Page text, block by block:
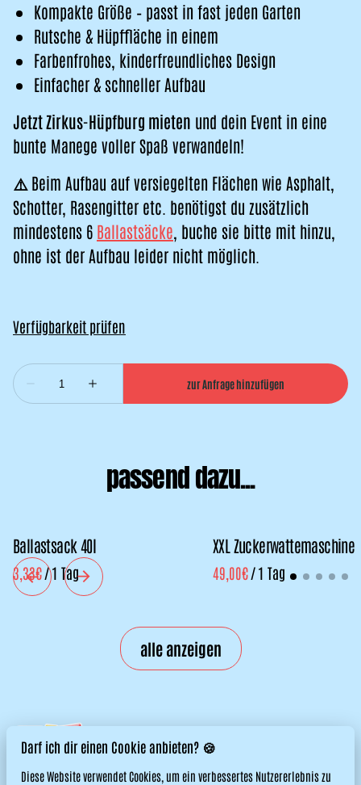
Kompakte Größe – passt in fast jeden Garten
Rutsche & Hüpffläche in einem
Farbenfrohes, kinderfreundliches Design
Einfacher & schneller Aufbau
Jetzt Zirkus-Hüpfburg mieten und dein Event in eine
bunte Manege voller Spaß verwandeln!
⚠️ Beim Aufbau auf versiegelten Flächen wie Asphalt,
Schotter, Rasengitter etc. benötigst du zusätzlich
mindestens 6 Ballastsäcke , buche sie bitte mit hinzu,
ohne ist der Aufbau leider nicht möglich.
passend dazu...
Ballastsack 40l
/
XXL Zuckerwattemaschine
/
alle anzeigen
Darf ich dir einen Cookie anbieten? 🍪
Diese Website verwendet Cookies, um ein verbessertes Nutzererlebnis zu